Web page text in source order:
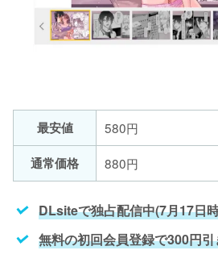
最安値
580円
通常価格
880円
DLsiteで独占配信中(7月17日
無料の初回会員登録で300円